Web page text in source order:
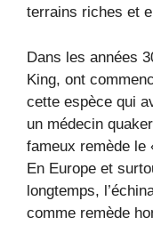
terrains riches et
Dans les années
King, ont
cette espèce qui
un médecin
fameux remède le
En Europe et
longtemps,
comme remède